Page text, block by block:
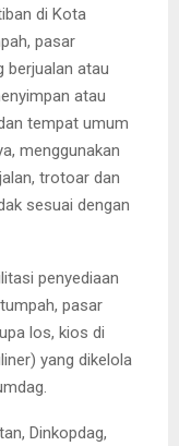
di Kota
pasar
berjualan atau
atau
tempat umum
menggunakan
trotoar dan
sesuai dengan
penyediaan
pasar
los, kios di
yang dikelola
Dinkopdag,